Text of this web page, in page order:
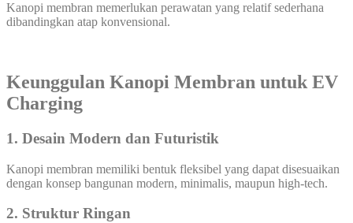
Kanopi membran memerlukan perawatan yang relatif sederhana
dibandingkan atap konvensional.
Keunggulan Kanopi Membran untuk EV
Charging
1. Desain Modern dan Futuristik
Kanopi membran memiliki bentuk fleksibel yang dapat disesuaikan
dengan konsep bangunan modern, minimalis, maupun high-tech.
2. Struktur Ringan